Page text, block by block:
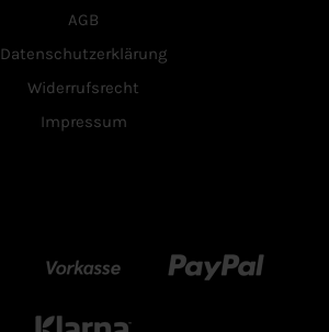
AGB
Datenschutzerklärung
Widerrufsrecht
Impressum
Vorkasse Paypal